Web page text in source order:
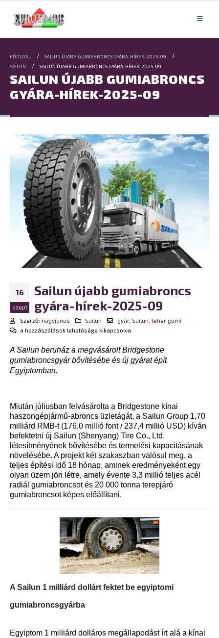
FŐOLDAL
SAILUN ÚJABB GUMIABRONCS GYÁRA-HÍREK-2025-09
SAILUN
SAILUN ÚJABB GUMIABRONCS GYÁRA-HÍREK-2025-09
SAILUN ÚJABB GUMIABRONCS
GYÁRA-HÍREK-2025-09
16
szept
Sailun újabb gumiabroncs
gyára-hírek-2025-09
Szerző: nagyjanos Sailun gyár, Sailun ,teher gumi
Sailun
gumiabroncs
gyára-
hírek-
a hozzászólások lehetősége kikapcsolva
A Sailun beruház a megvásárolt Bridgestone
gumiabroncsgyár bővítésébe és új gyárat épít
Egyiptomban.
Miután júliusban felvásárolta a Bridgestone kínai
haszongépjármű-abroncs üzletágát, a Sailun Group 1,70
milliárd RMB-t (176,0 millió font / 237,4 millió USD) kíván
befektetni új Sailun (Shenyang) Tire Co., Ltd.
létesítményének bővítésébe és termelési kapacitásának
növelésébe. A projekt két szakaszban valósul meg, a
teljes építési idő 18 hónap, aminek eredményeként egy
olyan üzem jön létre, amely évente 3,3 millió teljes acél
radiál gumiabroncsot és 20 000 tonna terepjáró
gumiabroncsot képes előállítani.
A Sailun 1 milliárd dollárt fektet be egyiptomi
gumiabroncsgyárba
Egyiptom 1 milliárd dolláros megállapodást írt alá a kínai